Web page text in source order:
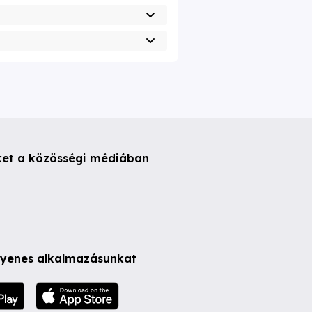
a közösségi médiában
alkalmazásunkat